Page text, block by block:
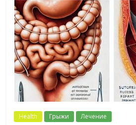
Health Грыжи Лечение